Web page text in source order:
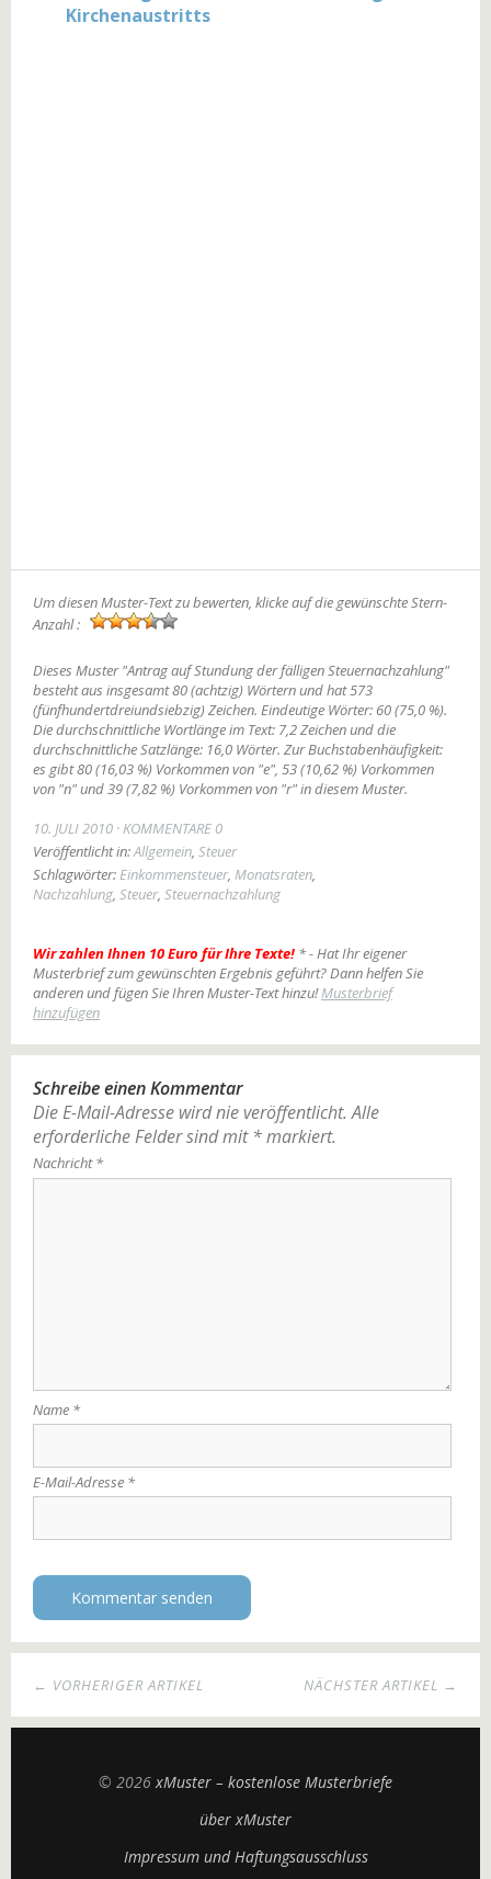
Kirchenaustritts
Um diesen Muster-Text zu bewerten, klicke auf die gewünschte Stern-
Anzahl :
Dieses Muster "Antrag auf Stundung der fälligen Steuernachzahlung"
besteht aus insgesamt 80 (achtzig) Wörtern und hat 573
(fünfhundertdreiundsiebzig) Zeichen. Eindeutige Wörter: 60 (75,0 %).
Die durchschnittliche Wortlänge im Text: 7,2 Zeichen und die
durchschnittliche Satzlänge: 16,0 Wörter. Zur Buchstabenhäufigkeit:
es gibt 80 (16,03 %) Vorkommen von "e", 53 (10,62 %) Vorkommen
von "n" und 39 (7,82 %) Vorkommen von "r" in diesem Muster.
10. JULI 2010 KOMMENTARE 0
Veröffentlicht in:Allgemein, Steuer
Schlagwörter:Einkommensteuer, Monatsraten,
Nachzahlung, Steuer, Steuernachzahlung
Wir zahlen Ihnen 10 Euro für Ihre Texte! * - Hat Ihr eigener
Musterbrief zum gewünschten Ergebnis geführt? Dann helfen Sie
anderen und fügen Sie Ihren Muster-Text hinzu!Musterbrief
hinzufügen
Schreibe einen Kommentar
Die E-Mail-Adresse wird nie veröffentlicht. Alle
erforderliche Felder sind mit *markiert.
Nachricht*
Name *
E-Mail-Adresse *
NÄCHSTER ARTIKEL →
← VORHERIGER ARTIKEL
© 2026xMuster – kostenlose Musterbriefe
über xMuster
Impressum und Haftungsausschluss